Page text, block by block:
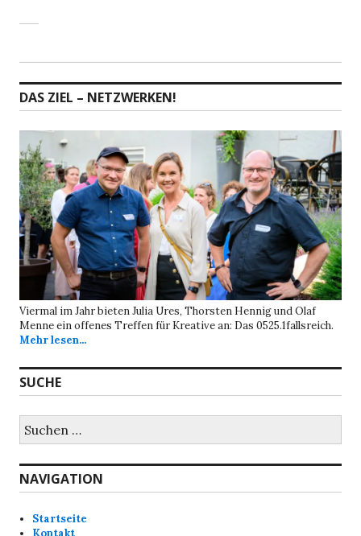
DAS ZIEL – NETZWERKEN!
Viermal im Jahr bieten Julia Ures, Thorsten Hennig und Olaf
Menne ein offenes Treffen für Kreative an: Das 0525.1fallsreich.
Mehr lesen...
SUCHE
nach:
NAVIGATION
Startseite
Kontakt